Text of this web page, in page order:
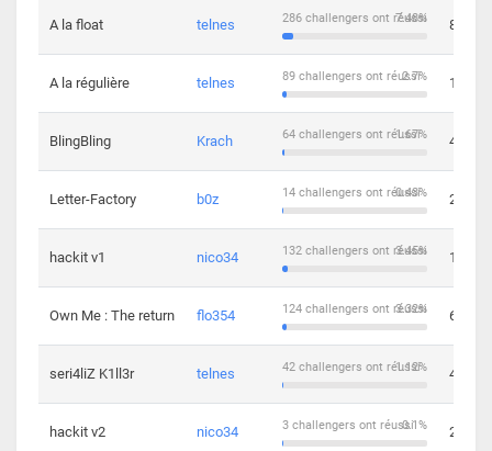
A la float telnes 7.48%
286 challengers ont réussi 8
A la régulière telnes 2.7%
89 challengers ont réussi 10
BlingBling Krach 1.67%
64 challengers ont réussi 4
Letter-Factory b0z 0.43%
14 challengers ont réussi 2
hackit v1 nico34 3.45%
132 challengers ont réussi 12
Own Me : The return flo354 3.32%
124 challengers ont réussi 6
seri4liZ K1ll3r telnes 1.12%
42 challengers ont réussi 4
hackit v2 nico34 0.1%
3 challengers ont réussi 2